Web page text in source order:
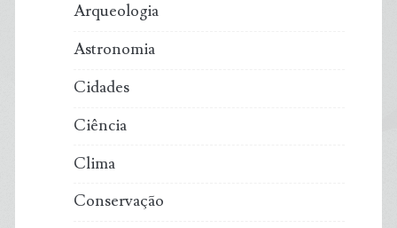
Arqueologia
Astronomia
Cidades
Ciência
Clima
Conservação